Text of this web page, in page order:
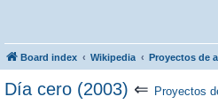
Board index Wikipedia Proyectos de
Día cero (2003) ⇐ Proyectos